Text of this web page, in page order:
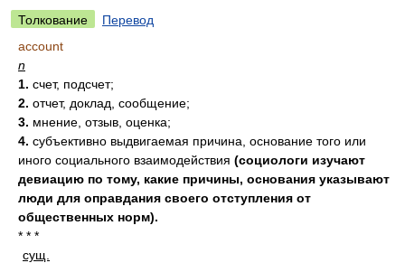
Толкование
Перевод
account
n
1. счет, подсчет;
2. отчет, доклад, сообщение;
3. мнение, отзыв, оценка;
4. субъективно выдвигаемая причина, основание того или
иного социального взаимодействия (социологи изучают
девиацию по тому, какие причины, основания указывают
люди для оправдания своего отступления от
общественных норм).
* * *
сущ.